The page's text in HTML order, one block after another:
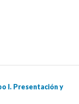
I. Presentación y